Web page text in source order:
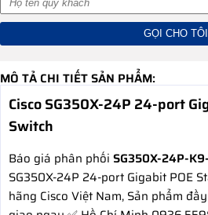
MÔ TẢ CHI TIẾT SẢN PHẨM:
Cisco SG350X-24P 24-port
Switch
Báo giá phân phối SG350X-24P-
SG350X-24P 24-port Gigabit POE
hãng Cisco Việt Nam, Sản phẩm